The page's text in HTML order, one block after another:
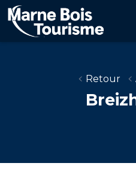
Aller
au
contenu
principal
Retour